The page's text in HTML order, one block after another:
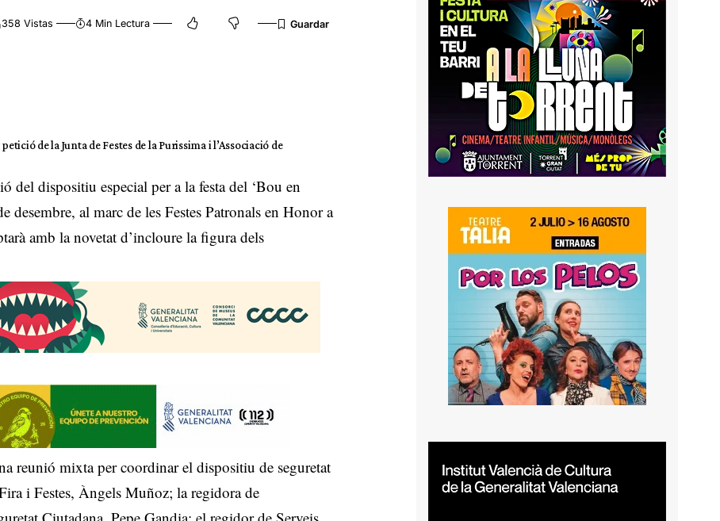
358 Vistas 4 Min Lectura
de la Junta de Festes de la Purissima i l’Associació de
del dispositiu especial per a la festa del ‘Bou en
al marc de les Festes Patronals en Honor a
amb la novetat d’incloure la figura dels
reunió mixta per coordinar el dispositiu de seguretat
i Festes, Àngels Muñoz; la regidora de